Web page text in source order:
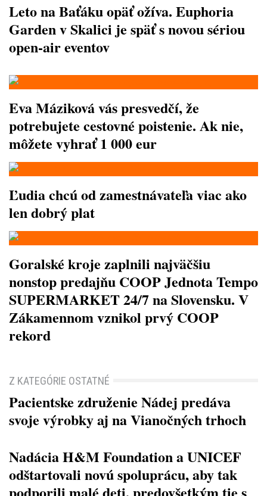
Leto na Baťáku opäť ožíva. Euphoria
Garden v Skalici je späť s novou sériou
open-air eventov
Eva Máziková vás presvedčí, že
potrebujete cestovné poistenie. Ak nie,
môžete vyhrať 1 000 eur
Ľudia chcú od zamestnávateľa viac ako
len dobrý plat
Goralské kroje zaplnili najväčšiu
nonstop predajňu COOP Jednota Tempo
SUPERMARKET 24/7 na Slovensku. V
Zákamennom vznikol prvý COOP
rekord
Z KATEGÓRIE OSTATNÉ
Pacientske združenie Nádej predáva
svoje výrobky aj na Vianočných trhoch
Nadácia H&M Foundation a UNICEF
odštartovali novú spoluprácu, aby tak